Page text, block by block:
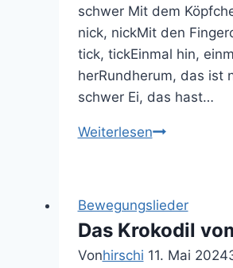
schwer Mit dem
nick, nickMit den
tick, tickEinmal hin,
herRundherum, das ist
schwer Ei, das hast…
WeiterlesenBrüderchen,
mit
Bewegungslieder
Das Krokodil
Vonhirschi 11. Mai 2024